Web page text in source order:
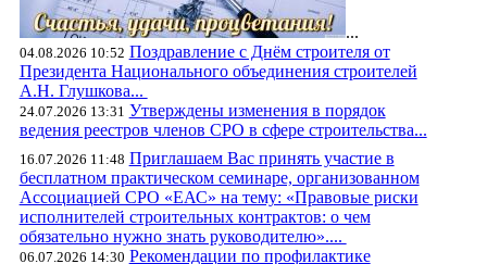
...
04.08.2026 10:52 Поздравление с Днём строителя от
Президента Национального объединения строителей
А.Н. Глушкова...
24.07.2026 13:31 Утверждены изменения в порядок
ведения реестров членов СРО в сфере строительства...
16.07.2026 11:48 Приглашаем Вас принять участие в
бесплатном практическом семинаре, организованном
Ассоциацией СРО «ЕАС» на тему: «Правовые риски
исполнителей строительных контрактов: о чем
обязательно нужно знать руководителю»....
06.07.2026 14:30 Рекомендации по профилактике